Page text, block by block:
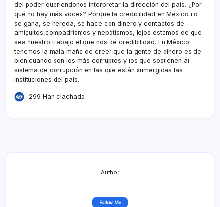
del poder queriendonos interpretar la dirección del paí­s. ¿Por
qué no hay más voces? Porque la credibilidad en México no
se gana, se hereda, se hace con dinero y contactos de
amiguitos,compadrismos y nepótismos, lejos estamos de que
sea nuestro trabajo el que nos dé credibilidad. En México
tenemos la mala maña de creer que la gente de dinero es de
bien cuando son los más corruptos y los que sostienen al
sistema de corrupción en las que están sumergidas las
instituciones del paí­s.
299 Han clachado
Author
Follow Me